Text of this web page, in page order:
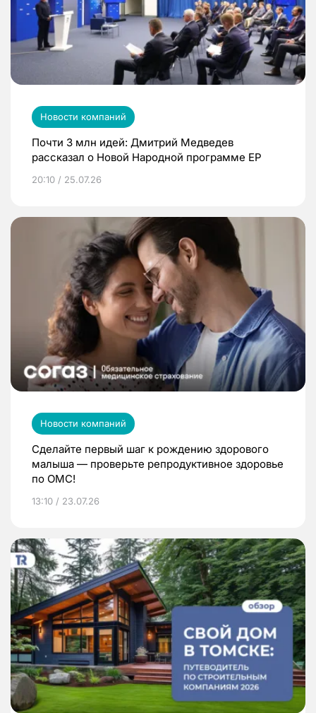
Новости компаний
Почти 3 млн идей: Дмитрий Медведев
рассказал о Новой Народной программе ЕР
20:10 / 25.07.26
Новости компаний
Сделайте первый шаг к рождению здорового
малыша — проверьте репродуктивное здоровье
по ОМС!
13:10 / 23.07.26